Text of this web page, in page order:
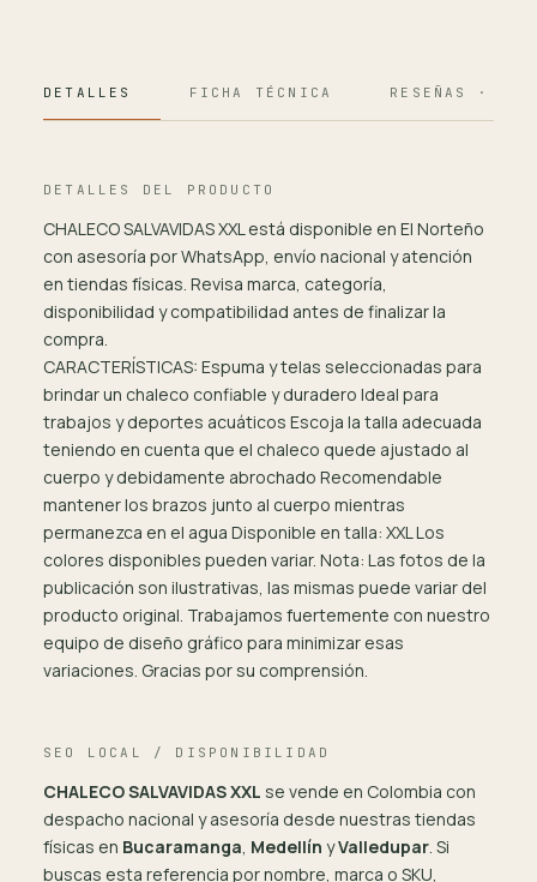
DETALLES FICHA TÉCNICA RESEÑAS · 124
DETALLES DEL PRODUCTO
CHALECO SALVAVIDAS XXL está disponible en El Norteño
con asesoría por WhatsApp, envío nacional y atención
en tiendas físicas. Revisa marca, categoría,
disponibilidad y compatibilidad antes de finalizar la
compra.
CARACTERÍSTICAS: Espuma y telas seleccionadas para
brindar un chaleco confiable y duradero Ideal para
trabajos y deportes acuáticos Escoja la talla adecuada
teniendo en cuenta que el chaleco quede ajustado al
cuerpo y debidamente abrochado Recomendable
mantener los brazos junto al cuerpo mientras
permanezca en el agua Disponible en talla: XXL Los
colores disponibles pueden variar. Nota: Las fotos de la
publicación son ilustrativas, las mismas puede variar del
producto original. Trabajamos fuertemente con nuestro
equipo de diseño gráfico para minimizar esas
variaciones. Gracias por su comprensión.
SEO LOCAL / DISPONIBILIDAD
CHALECO SALVAVIDAS XXL se vende en Colombia con
despacho nacional y asesoría desde nuestras tiendas
físicas en Bucaramanga, Medellín yValledupar. Si
buscas esta referencia por nombre, marca o SKU,